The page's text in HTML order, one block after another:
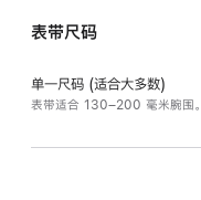
表带尺码
单一尺码 (适合大多数)
表带适合 130–200 毫米腕围。